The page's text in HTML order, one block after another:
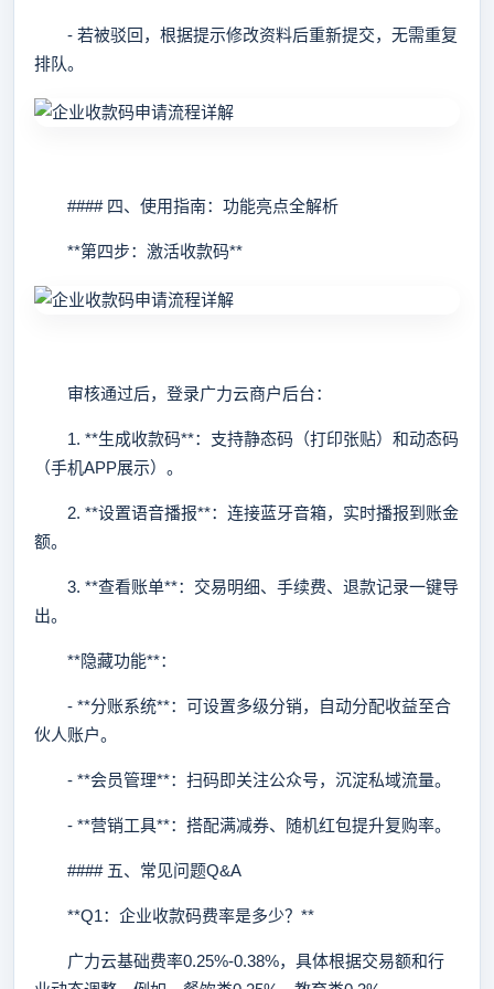
- 若被驳回，根据提示修改资料后重新提交，无需重复
排队。
#### 四、使用指南：功能亮点全解析
**第四步：激活收款码**
审核通过后，登录广力云商户后台：
1. **生成收款码**：支持静态码（打印张贴）和动态码
（手机APP展示）。
2. **设置语音播报**：连接蓝牙音箱，实时播报到账金
额。
3. **查看账单**：交易明细、手续费、退款记录一键导
出。
**隐藏功能**：
- **分账系统**：可设置多级分销，自动分配收益至合
伙人账户。
- **会员管理**：扫码即关注公众号，沉淀私域流量。
- **营销工具**：搭配满减券、随机红包提升复购率。
#### 五、常见问题Q&A
**Q1：企业收款码费率是多少？**
广力云基础费率0.25%-0.38%，具体根据交易额和行